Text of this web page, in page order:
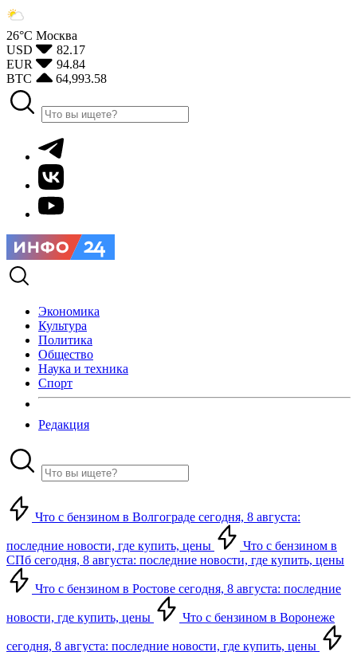
26°С Москва
USD
82.17
EUR
94.84
BTC
64,993.58
Экономика
Культура
Политика
Общество
Наука и техника
Спорт
Редакция
Что с бензином в Волгограде сегодня, 8 августа:
последние новости, где купить, цены
Что с бензином в
СПб сегодня, 8 августа: последние новости, где купить, цены
Что с бензином в Ростове сегодня, 8 августа: последние
новости, где купить, цены Что с бензином в Воронеже
сегодня, 8 августа: последние новости, где купить, цены